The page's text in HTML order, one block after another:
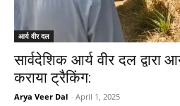
आर्य वीर दल
सार्वदेशिक आर्य वीर दल द्वारा
कराया ट्रैकिंग:
Arya Veer Dal - April 1, 2025